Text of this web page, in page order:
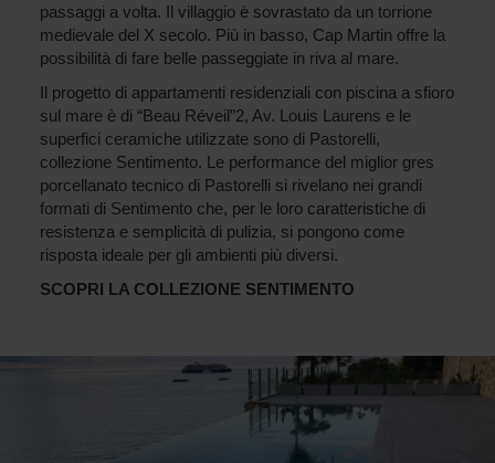
passaggi a volta. Il villaggio è sovrastato da un torrione
medievale del X secolo. Più in basso, Cap Martin offre la
possibilità di fare belle passeggiate in riva al mare.
Il progetto di appartamenti residenziali con piscina a sfioro
sul mare è di “Beau Réveil”2, Av. Louis Laurens e le
superfici ceramiche utilizzate sono di Pastorelli,
collezione Sentimento. Le performance del miglior gres
porcellanato tecnico di Pastorelli si rivelano nei grandi
formati di Sentimento che, per le loro caratteristiche di
resistenza e semplicità di pulizia, si pongono come
risposta ideale per gli ambienti più diversi.
SCOPRI LA COLLEZIONE SENTIMENTO